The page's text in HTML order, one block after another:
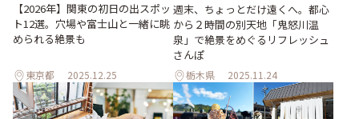
【2026年】関東の初日の出スポッ
ト12選。穴場や富士山と一緒に眺
められる絶景も
東京都 2025.12.25
週末、ちょっとだけ遠くへ。都心
から２時間の別天地「鬼怒川温
泉」で絶景をめぐるリフレッシュ
さんぽ
栃木県 2025.11.24